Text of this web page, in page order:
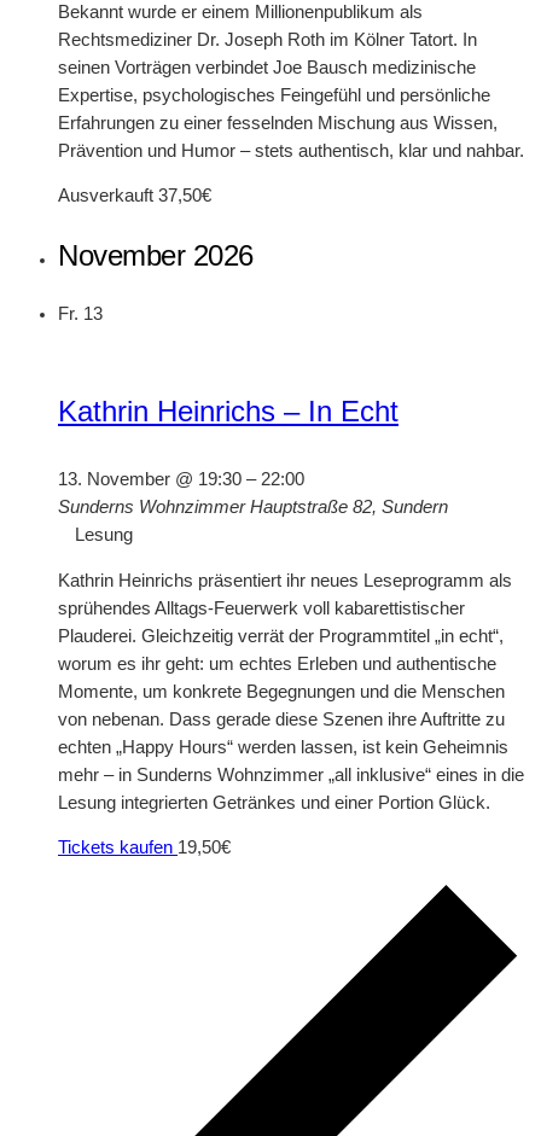
Bekannt wurde er einem Millionenpublikum als
Rechtsmediziner Dr. Joseph Roth im Kölner Tatort. In
seinen Vorträgen verbindet Joe Bausch medizinische
Expertise, psychologisches Feingefühl und persönliche
Erfahrungen zu einer fesselnden Mischung aus Wissen,
Prävention und Humor – stets authentisch, klar und nahbar.
Ausverkauft 37,50€
November 2026
Fr. 13
Kathrin Heinrichs – In Echt
13. November @ 19:30 – 22:00
Sunderns WohnzimmerHauptstraße 82, Sundern
Lesung
Kathrin Heinrichs präsentiert ihr neues Leseprogramm als
sprühendes Alltags-Feuerwerk voll kabarettistischer
Plauderei. Gleichzeitig verrät der Programmtitel „in echt“,
worum es ihr geht: um echtes Erleben und authentische
Momente, um konkrete Begegnungen und die Menschen
von nebenan. Dass gerade diese Szenen ihre Auftritte zu
echten „Happy Hours“ werden lassen, ist kein Geheimnis
mehr – in Sunderns Wohnzimmer „all inklusive“ eines in die
Lesung integrierten Getränkes und einer Portion Glück.
Tickets kaufen 19,50€